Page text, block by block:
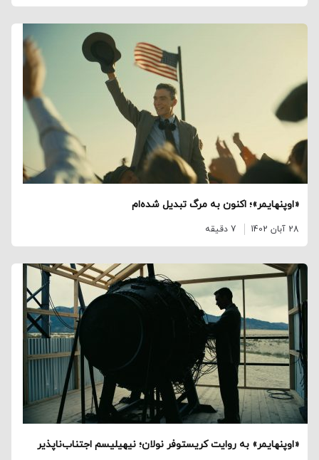
«اوپنهایمر»؛ اکنون به مرگ تبدیل شده‌ام
28 آبان 1402 7 دقیقه
«اوپنهایمر» به روایت کریستوفر نولان؛ نیهیلیسم اجتناب‌ناپذیر